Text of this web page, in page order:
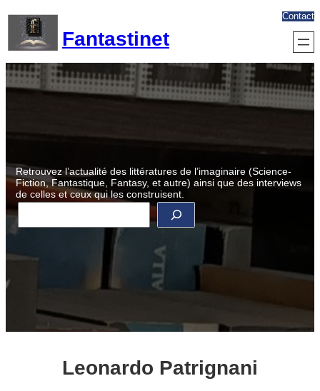
contenu
Fantastinet
Contact
Retrouvez l’actualité des littératures de l’imaginaire (Science-
Fiction, Fantastique, Fantasy, et autre) ainsi que des interviews
de celles et ceux qui les construisent.
R
e
c
r
Leonardo Patrignani